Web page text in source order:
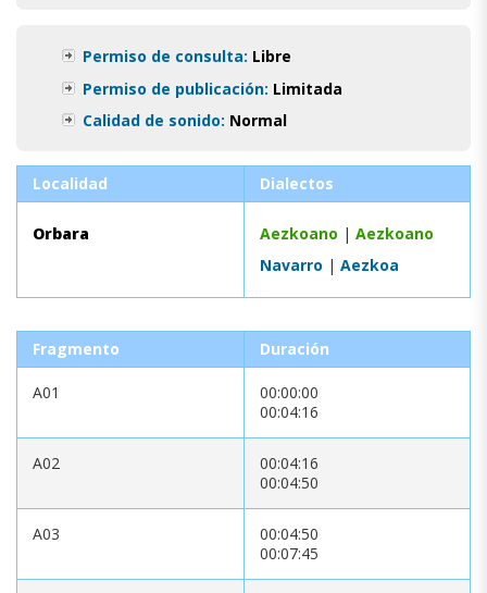
Permiso de consulta: Libre
Permiso de publicación: Limitada
Calidad de sonido: Normal
Localidad Dialectos
Orbara Aezkoano | Aezkoano
Navarro | Aezkoa
Fragmento Duración
A01
00:00:00
00:04:16
A02
00:04:16
00:04:50
A03
00:04:50
00:07:45